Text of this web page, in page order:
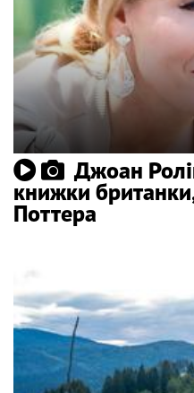
Джоан
книжки
Поттера